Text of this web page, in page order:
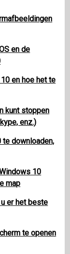
en de
en hoe het te
kunt stoppen
enz.)
te downloaden,
10
map
er het beste
te openen